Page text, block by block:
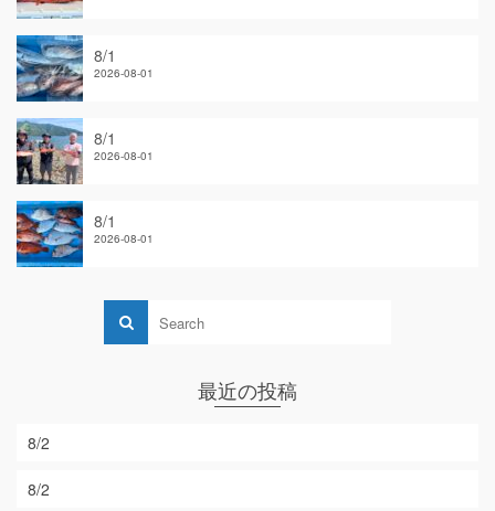
8/1
2026-08-01
8/1
2026-08-01
8/1
2026-08-01
最近の投稿
8/2
8/2